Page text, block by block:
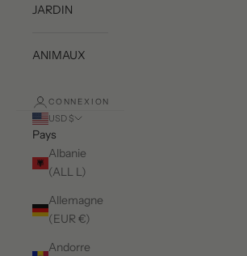
JARDIN
ANIMAUX
CONNEXION
USD $
Pays
Albanie
(ALL L)
Allemagne
(EUR €)
Andorre